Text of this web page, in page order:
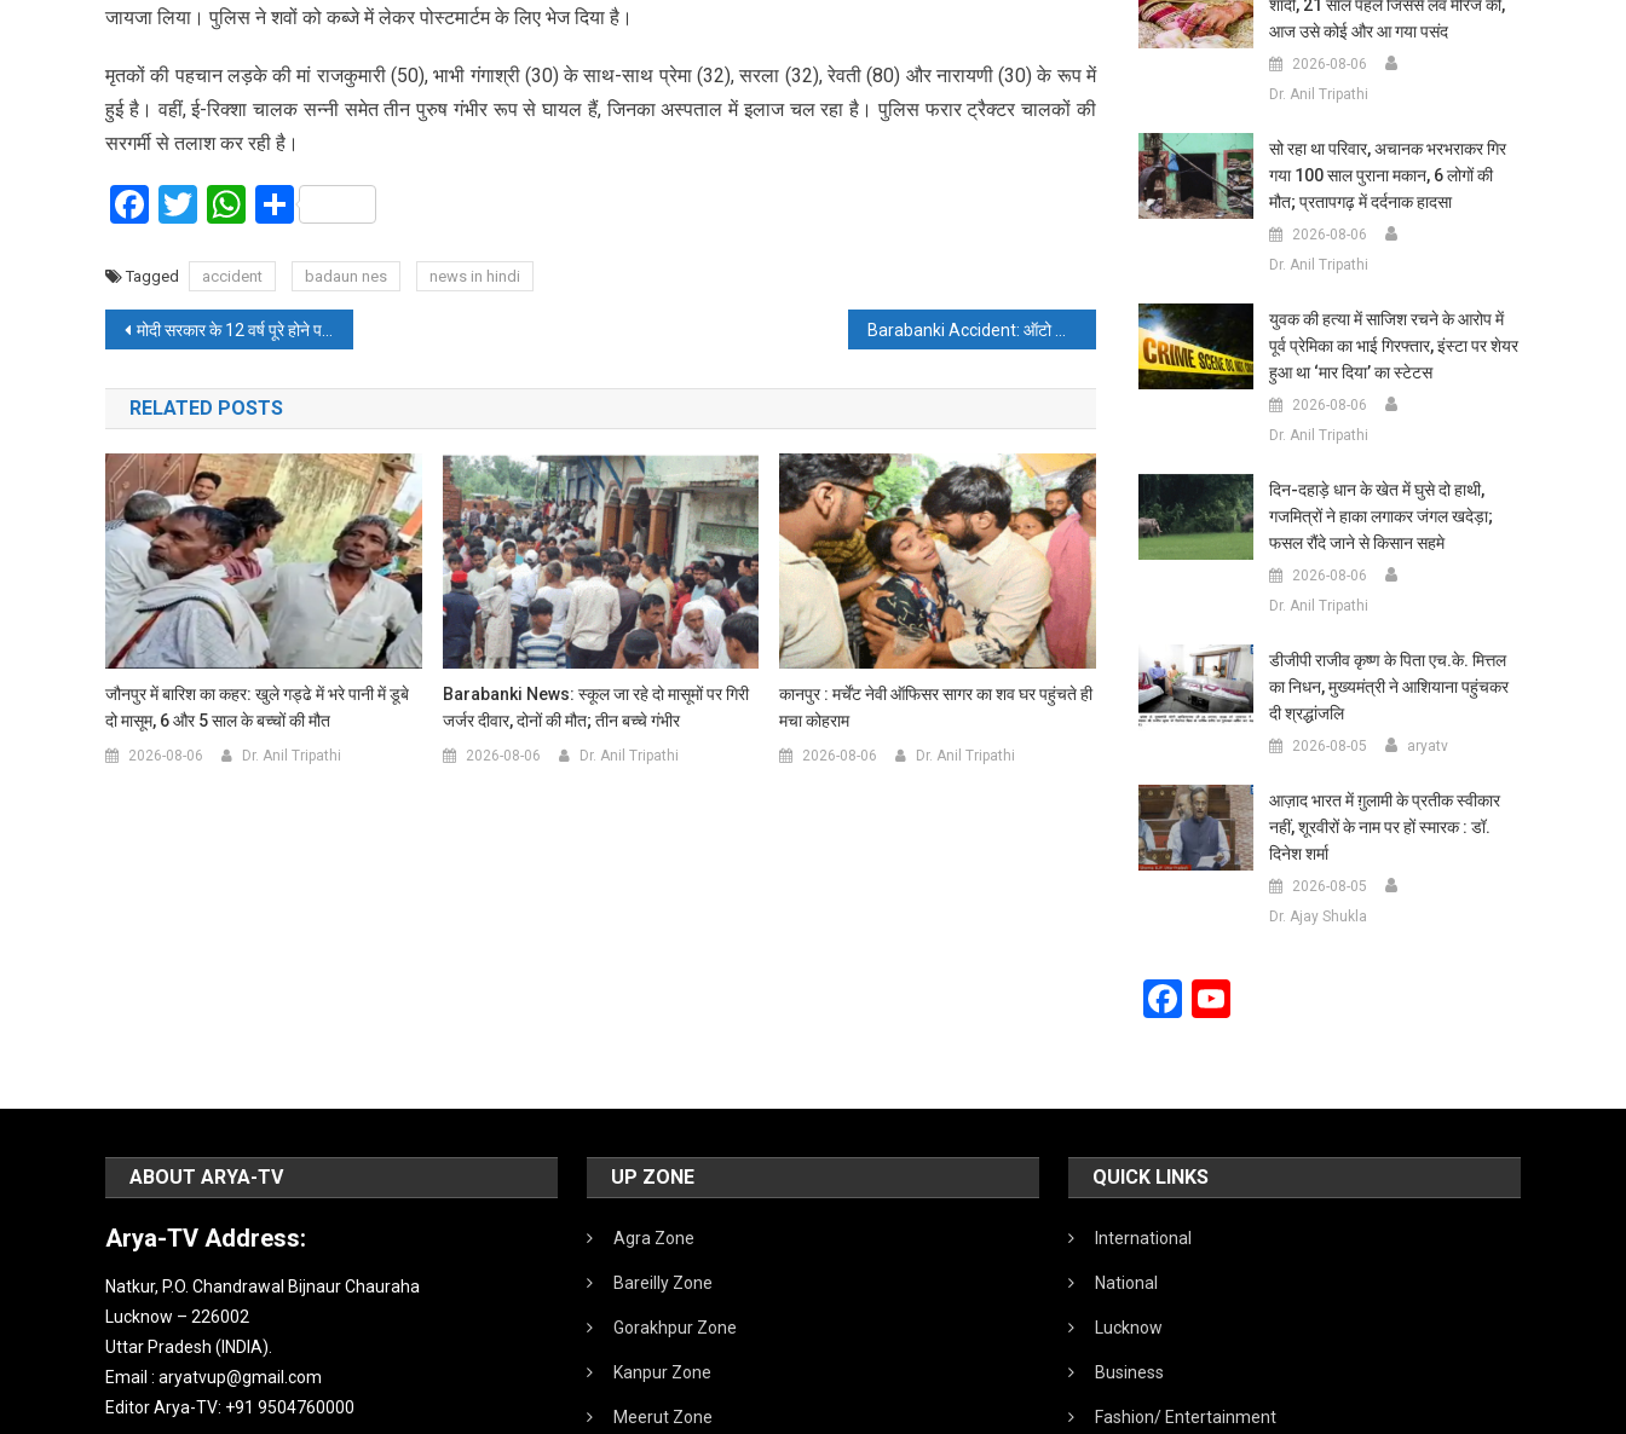
जायजा लिया। पुलिस ने शवों को कब्जे में लेकर पोस्टमार्टम के लिए भेज दिया है।
मृतकों की पहचान लड़के की मां राजकुमारी (50), भाभी गंगाश्री (30) के साथ-साथ प्रेमा (32), सरला (32), रेवती (80) और नारायणी (30) के रूप में
हुई है। वहीं, ई-रिक्शा चालक सन्नी समेत तीन पुरुष गंभीर रूप से घायल हैं, जिनका अस्पताल में इलाज चल रहा है। पुलिस फरार ट्रैक्टर चालकों की
सरगर्मी से तलाश कर रही है।
Facebook
TwitterWhatsApp
Share
Tagged accident badaun nes news in hindi
Post
navigation
मोदी सरकार के 12 वर्ष पूरे होने पर विकास प्रदर्शनी का शुभारंभ
RELATED POSTS
जौनपुर में बारिश का कहर: खुले गड्ढे में भरे पानी में डूबे
दो मासूम, 6 और 5 साल के बच्चों की मौत
2026-08-06 Dr. Anil Tripathi
Barabanki News: स्कूल जा रहे दो मासूमों पर गिरी
जर्जर दीवार, दोनों की मौत; तीन बच्चे गंभीर
2026-08-06 Dr. Anil Tripathi
कानपुर : मर्चेंट नेवी ऑफिसर सागर का शव घर पहुंचते ही
मचा कोहराम
2026-08-06 Dr. Anil Tripathi
शादी, 21 साल पहले जिससे लव मैरिज की,
आज उसे कोई और आ गया पसंद
2026-08-06
Dr. Anil Tripathi
सो रहा था परिवार, अचानक भरभराकर गिर
गया 100 साल पुराना मकान, 6 लोगों की
मौत; प्रतापगढ़ में दर्दनाक हादसा
2026-08-06
Dr. Anil Tripathi
युवक की हत्या में साजिश रचने के आरोप में
पूर्व प्रेमिका का भाई गिरफ्तार, इंस्टा पर शेयर
हुआ था ‘मार दिया’ का स्टेटस
2026-08-06
Dr. Anil Tripathi
दिन-दहाड़े धान के खेत में घुसे दो हाथी,
गजमित्रों ने हाका लगाकर जंगल खदेड़ा;
फसल रौंदे जाने से किसान सहमे
2026-08-06
Dr. Anil Tripathi
डीजीपी राजीव कृष्ण के पिता एच.के. मित्तल
का निधन, मुख्यमंत्री ने आशियाना पहुंचकर
दी श्रद्धांजलि
2026-08-05 aryatv
आज़ाद भारत में ग़ुलामी के प्रतीक स्वीकार
नहीं, शूरवीरों के नाम पर हों स्मारक : डॉ.
दिनेश शर्मा
2026-08-05
Dr. Ajay Shukla
Facebook
ABOUT ARYA-TV
Arya-TV Address:
Natkur, P.O. Chandrawal Bijnaur Chauraha
Lucknow – 226002
Uttar Pradesh (INDIA).
Email : aryatvup@gmail.com
Editor Arya-TV: +91 9504760000
UP ZONE
Agra Zone
Bareilly Zone
Gorakhpur Zone
Kanpur Zone
Meerut Zone
QUICK LINKS
International
National
Lucknow
Business
Fashion/ Entertainment